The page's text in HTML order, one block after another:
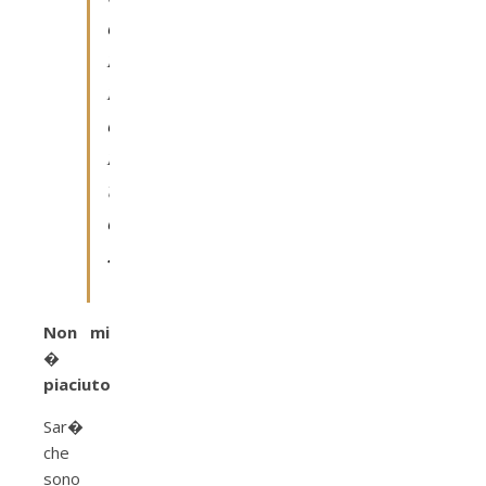
o
n
i
e
n
t
e
.
Non mi
�
piaciuto
Sar�
che
sono